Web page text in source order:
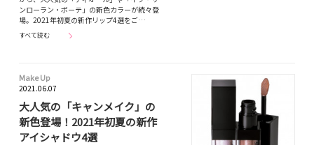
ンローラン・ボーテ」の新色カラーが続々登
場。2021年初夏の新作リップ4選をご…
すべて読む
Make Up
2021.06.07
大人気の「キャンメイク」の
新色登場！2021年初夏の新作
アイシャドウ4選